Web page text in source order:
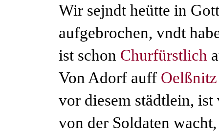
Wir sejndt heütte in
aufgebrochen, vndt
ist schon Churfürstlich
Von Adorf auff Oelßnitz
vor diesem städtlein, ist
von der Soldaten